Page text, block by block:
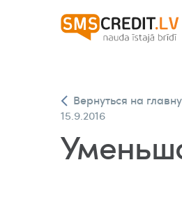
Вернуться на
15.9.2016